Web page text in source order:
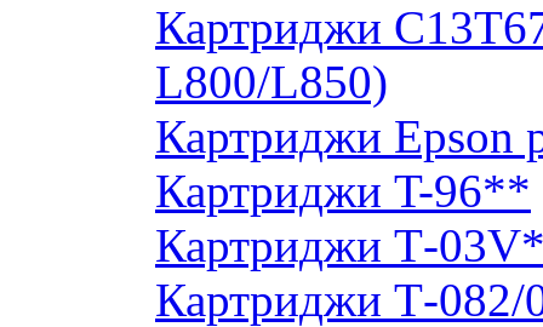
Картриджи
L800/L850)
Картриджи Epson
Картриджи T-96**
Картриджи Т-
Картриджи Т-